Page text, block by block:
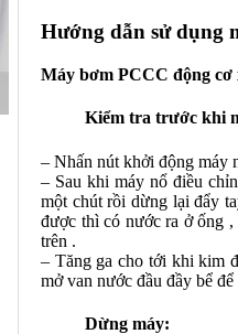
Hướng dẫn sử dụng
Máy bơm PCCC động cơ
Kiểm tra trước khi
– Nhấn nút khởi động máy
– Sau khi máy nổ điều
một chút rồi dừng lại đẩy
được thì có nước ra ở ống
trên .
– Tăng ga cho tới khi kim
mở van nước đầu đầy bể
Dừng máy: